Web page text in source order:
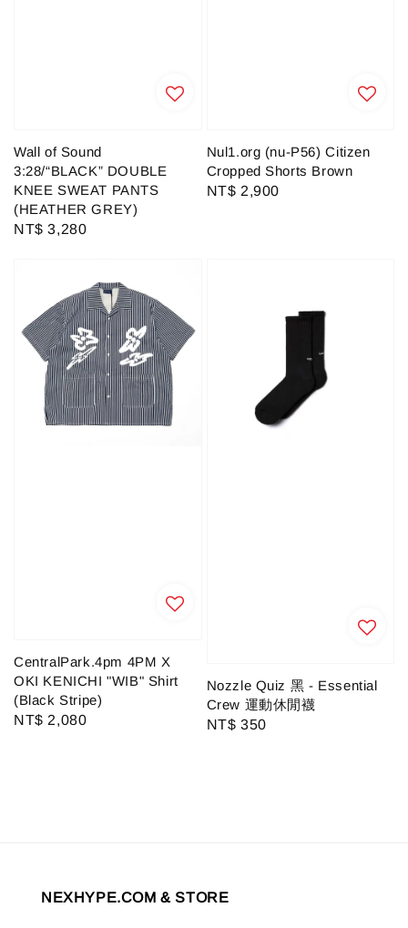
Wall of Sound
3:28/“BLACK” DOUBLE
KNEE SWEAT PANTS
(HEATHER GREY)
Regular
NT$ 3,280
Nul1.org (nu-P56) Citizen
Cropped Shorts Brown
Regular
NT$ 2,900
CentralPark.4pm 4PM X
OKI KENICHI "WIB" Shirt
(Black Stripe)
Regular
NT$ 2,080
Nozzle Quiz 黑 - Essential
Crew 運動休閒襪
Regular
NT$ 350
NEXHYPE.COM & STORE